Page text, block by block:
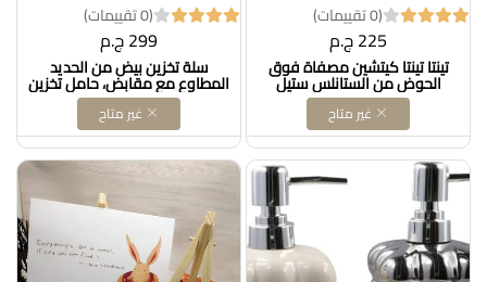
(0 تقييمات)
225 ج.م
تينتا تينتا كيتشين مصفاة فوق
الحوض من الستانلس ستيل
للمطبخ بمقبض مطاطي، مصفاة
مطبخ كبيرة قابلة للطي، امنة
للاستخدام في غسالة الصحون
لتصريف الفواكه والخضروات
والمعكرونة والخضراوات
DOLLAR FOR IMPORT كود
غير متاح
(0 تقييمات)
299 ج.م
سلة تخزين بيض من الحديد
المطاوع مع مقابض، حامل تخزين
بيض مبتكر متعدد الاغراض
للخضروات والفواكه والاطعمة
DOLLAR FOR IMPORT كود
B0C8Z48XH6
غير متاح